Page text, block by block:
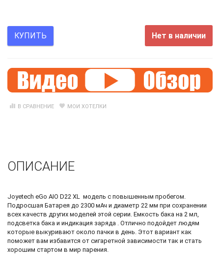
КУПИТЬ Нет в наличии
В СРАВНЕНИЕ МОИ ХОТЕЛКИ
ОПИСАНИЕ
Joyetech eGo AIO D22 XL модель с повышенным пробегом.
Подросшая Батарея до 2300 мАч и диаметр 22 мм при сохранении
всех качеств других моделей этой серии. Емкость бака на 2 мл,
подсветка бака и индикация заряда . Отлично подойдет людям
которые выкуривают около пачки в день. Этот вариант как
поможет вам избавится от сигаретной зависимости так и стать
хорошим стартом в мир парения.